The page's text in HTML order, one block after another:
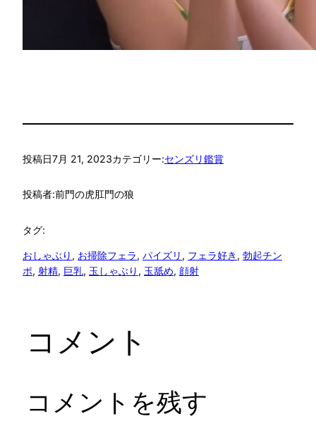
投稿日7月 21, 2023カテゴリー:センズリ鑑賞
投稿者:前門の虎肛門の狼
タグ:
おしゃぶり , お掃除フェラ, パイズリ , フェラ好き , 勃起チン
ポ, 射精, 巨乳, 玉しゃぶり , 玉舐め, 顔射
コメント
コメントを残す